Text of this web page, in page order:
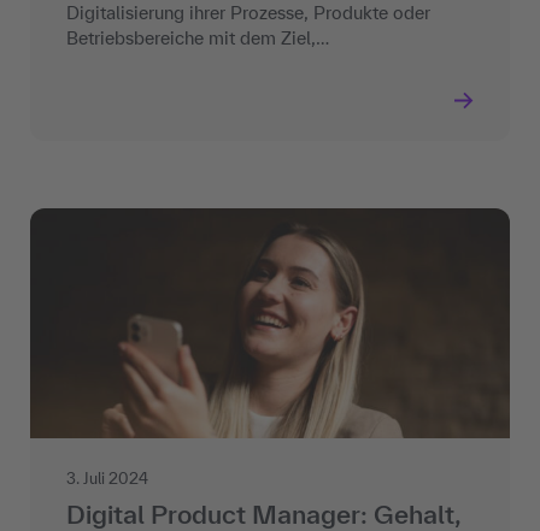
Digitalisierung ihrer Prozesse, Produkte oder
Betriebsbereiche mit dem Ziel,…
3. Juli 2024
Digital Product Manager: Gehalt,